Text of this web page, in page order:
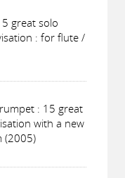
great solo
: for flute /
: 15 great
with a new
(2005)